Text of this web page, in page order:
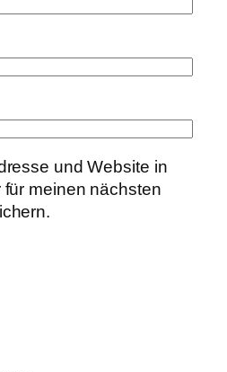
und Website in
meinen nächsten